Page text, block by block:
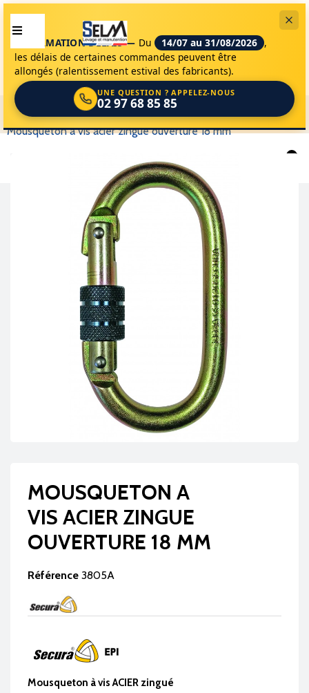
INFORMATION DÉLAIS — Du 14/07 au 31/08/2026 ,
les délais de certaines commandes peuvent être
allongés (ralentissement estival des fabricants).
UNE QUESTION ? APPELEZ-NOUS
02 97 68 85 85
0
selm accessoires de levage epi - har.
epi secura
mousqueton a vis acier zingue ouverture 18 mm
MOUSQUETON A
VIS ACIER ZINGUE
OUVERTURE 18 MM
Référence 3805A
Mousqueton à vis ACIER zingué